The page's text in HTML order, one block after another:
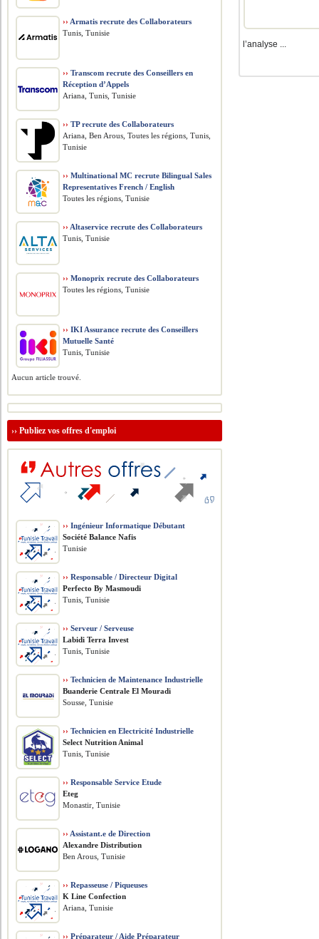
l’analyse ...
›› Armatis recrute des Collaborateurs
Tunis, Tunisie
›› Transcom recrute des Conseillers en
Réception d’Appels
Ariana, Tunis, Tunisie
›› TP recrute des Collaborateurs
Ariana, Ben Arous, Toutes les régions, Tunis,
Tunisie
›› Multinational MC recrute Bilingual Sales
Representatives French / English
Toutes les régions, Tunisie
›› Altaservice recrute des Collaborateurs
Tunis, Tunisie
›› Monoprix recrute des Collaborateurs
Toutes les régions, Tunisie
›› IKI Assurance recrute des Conseillers
Mutuelle Santé
Tunis, Tunisie
Aucun article trouvé.
››Publiez vos offres d'emploi
›› Ingénieur Informatique Débutant
Société Balance Nafis
Tunisie
›› Responsable / Directeur Digital
Perfecto By Masmoudi
Tunis, Tunisie
›› Serveur / Serveuse
Labidi Terra Invest
Tunis, Tunisie
›› Technicien de Maintenance Industrielle
Buanderie Centrale El Mouradi
Sousse, Tunisie
›› Technicien en Electricité Industrielle
Select Nutrition Animal
Tunis, Tunisie
›› Responsable Service Etude
Eteg
Monastir, Tunisie
›› Assistant.e de Direction
Alexandre Distribution
Ben Arous, Tunisie
›› Repasseuse / Piqueuses
K Line Confection
Ariana, Tunisie
›› Préparateur / Aide Préparateur